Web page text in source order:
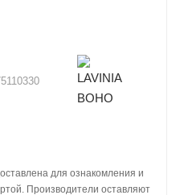
для ознакомления и
Производители оставляют